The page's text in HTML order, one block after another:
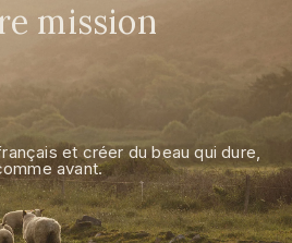
mission
et créer du beau qui dure,
avant.